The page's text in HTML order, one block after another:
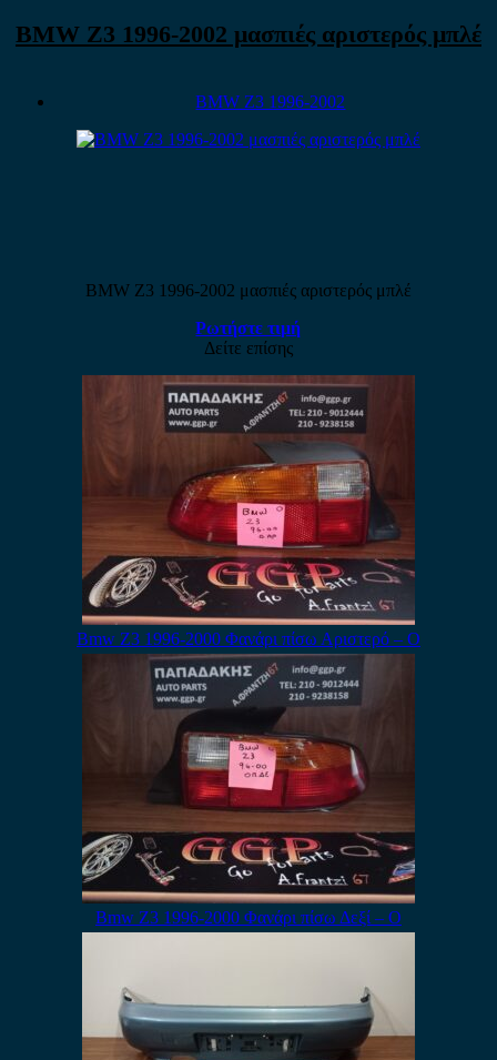
BMW Z3 1996-2002 μασπιές αριστερός μπλέ
BMW Z3 1996-2002
BMW Z3 1996-2002 μασπιές αριστερός μπλέ
Ρωτήστε τιμή
Δείτε επίσης
Bmw Z3 1996-2000 Φανάρι πίσω Αριστερό – Ο
Bmw Z3 1996-2000 Φανάρι πίσω Δεξί – Ο